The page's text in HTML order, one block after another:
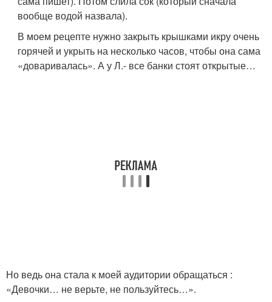
вообще водой назвала).
В моем рецепте нужно закрыть крышками икру очень
горячей и укрыть на несколько часов, чтобы она сама
«доваривалась». А у Л.- все банки стоят открытые…
Но ведь она стала к моей аудитории обращаться :
«Девочки… не верьте, не пользуйтесь…».